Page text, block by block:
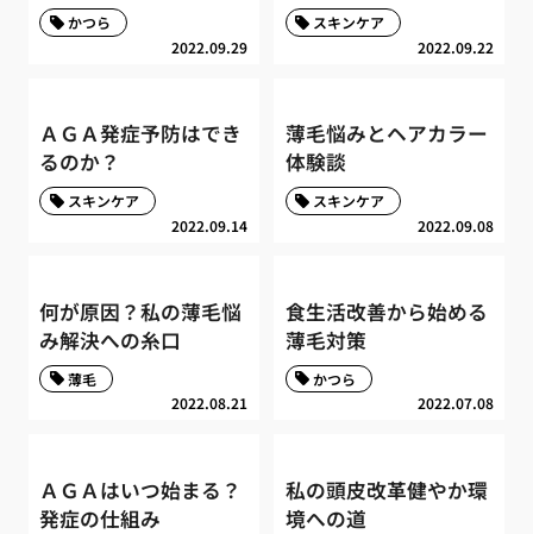
2022.09.29
かつら
2022.09.22
スキンケア
ＡＧＡ発症予防はでき
るのか？
2022.09.14
スキンケア
薄毛悩みとヘアカラー
体験談
2022.09.08
スキンケア
何が原因？私の薄毛悩
み解決への糸口
2022.08.21
薄毛
食生活改善から始める
薄毛対策
2022.07.08
かつら
ＡＧＡはいつ始まる？
発症の仕組み
私の頭皮改革健やか環
境への道